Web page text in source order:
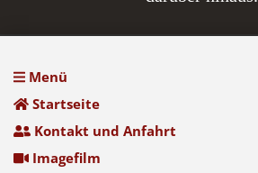
Menü
Startseite
Kontakt und Anfahrt
Imagefilm